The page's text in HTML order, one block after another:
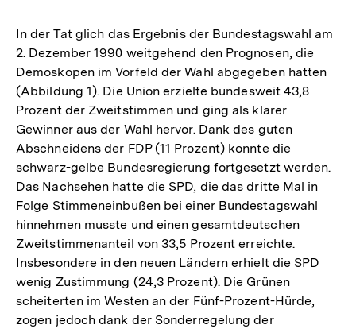
In der Tat glich das Ergebnis der Bundestagswahl am
2. Dezember 1990 weitgehend den Prognosen, die
Demoskopen im Vorfeld der Wahl abgegeben hatten
(Abbildung 1). Die Union erzielte bundesweit 43,8
Prozent der Zweitstimmen und ging als klarer
Gewinner aus der Wahl hervor. Dank des guten
Abschneidens der FDP (11 Prozent) konnte die
schwarz-gelbe Bundesregierung fortgesetzt werden.
Das Nachsehen hatte die SPD, die das dritte Mal in
Folge Stimmeneinbußen bei einer Bundestagswahl
hinnehmen musste und einen gesamtdeutschen
Zweitstimmenanteil von 33,5 Prozent erreichte.
Insbesondere in den neuen Ländern erhielt die SPD
wenig Zustimmung (24,3 Prozent). Die Grünen
scheiterten im Westen an der Fünf-Prozent-Hürde,
zogen jedoch dank der Sonderregelung der